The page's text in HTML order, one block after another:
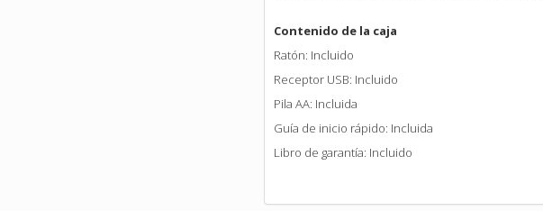
Contenido de la caja
Ratón: Incluido
Receptor USB: Incluido
Pila AA: Incluida
Guía de inicio rápido: Incluida
Libro de garantía: Incluido